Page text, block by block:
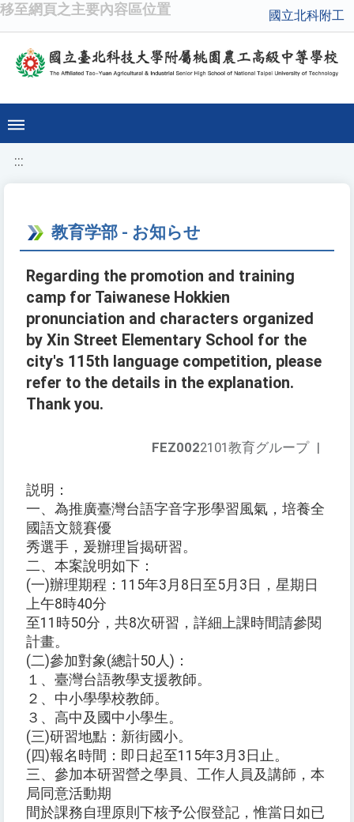
移至網頁之主要內容區位置 國立北科附工
:::
教育学部 - お知らせ
Regarding the promotion and training
camp for Taiwanese Hokkien
pronunciation and characters organized
by Xin Street Elementary School for the
city's 115th language competition, please
refer to the details in the explanation.
Thank you.
FEZ0022101教育グループ |
説明：
一、為推廣臺灣台語字音字形學習風氣，培養全
國語文競賽優
秀選手，爰辦理旨揭研習。
二、本案說明如下：
(一)辦理期程：115年3月8日至5月3日，星期日
上午8時40分
至11時50分，共8次研習，詳細上課時間請參閱
計畫。
(二)參加對象(總計50人)：
１、臺灣台語教學支援教師。
２、中小學學校教師。
３、高中及國中小學生。
(三)研習地點：新街國小。
(四)報名時間：即日起至115年3月3日止。
三、參加本研習營之學員、工作人員及講師，本
局同意活動期
間於課務自理原則下核予公假登記，惟當日如已